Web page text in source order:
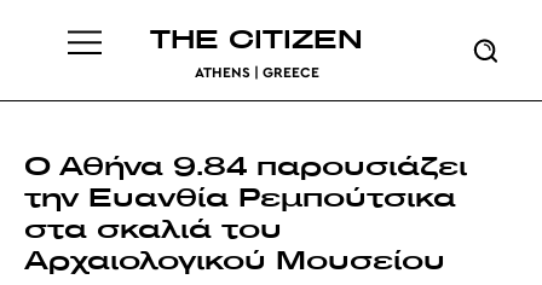
THE CITIZEN
ATHENS | GREECE
Ο Αθήνα 9.84 παρουσιάζει
την Ευανθία Ρεμπούτσικα
στα σκαλιά του
Αρχαιολογικού Μουσείου